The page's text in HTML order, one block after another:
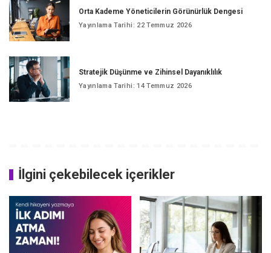
Orta Kademe Yöneticilerin Görünürlük Dengesi
Yayınlama Tarihi: 22 Temmuz 2026
Stratejik Düşünme ve Zihinsel Dayanıklılık
Yayınlama Tarihi: 14 Temmuz 2026
İlgini çekebilecek içerikler